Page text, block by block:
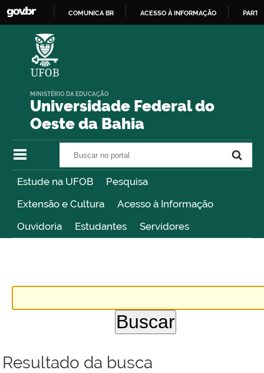
COMUNICA BR ACESSO À INFORMAÇÃO
Universidade Federal do
Oeste da Bahia
MINISTÉRIO DA EDUCAÇÃO
Estude na UFOB
Pesquisa
Extensão e Cultura
Acesso à Informação
Ouvidoria
Estudantes Servidores
Resultado da busca